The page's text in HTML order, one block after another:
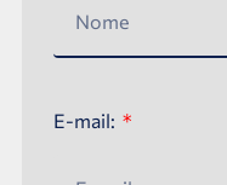
E-mail: